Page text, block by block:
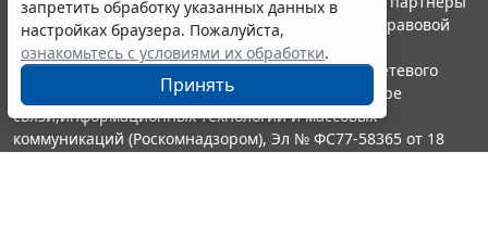
запретить обработку указанных данных в
настройках браузера. Пожалуйста,
ознакомьтесь с условиями их обработки.
Принять
являются участниками Российской ассоциации правовой
информации ГАРАНТ.
Портал ГАРАНТ.РУ зарегистрирован в качестве сетевого
издания Федеральной службой по надзору в сфере
связи,информационных технологий и массовых
коммуникаций (Роскомнадзором), Эл № ФС77-58365 от 18